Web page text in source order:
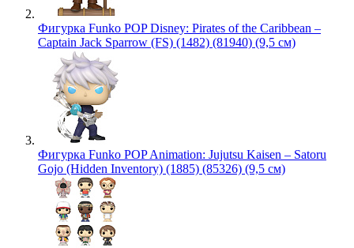
Фигурка Funko POP Disney: Pirates of the Caribbean –
Captain Jack Sparrow (FS) (1482) (81940) (9,5 см)
Фигурка Funko POP Animation: Jujutsu Kaisen – Satoru
Gojo (Hidden Inventory) (1885) (85326) (9,5 см)